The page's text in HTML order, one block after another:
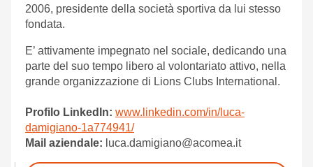
2006, presidente della società sportiva da lui stesso
fondata.
E’ attivamente impegnato nel sociale, dedicando una
parte del suo tempo libero al volontariato attivo, nella
grande organizzazione di Lions Clubs International.
Profilo LinkedIn: www.linkedin.com/in/luca-
damigiano-1a774941/
Mail aziendale: luca.damigiano@acomea.it